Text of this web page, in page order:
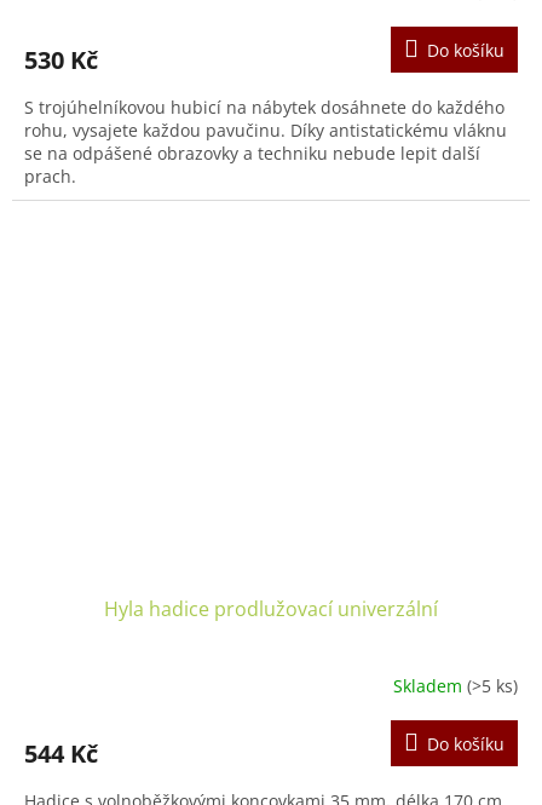
530 Kč Do košíku
S trojúhelníkovou hubicí na nábytek dosáhnete do každého
rohu, vysajete každou pavučinu. Díky antistatickému vláknu
se na odpášené obrazovky a techniku nebude lepit další
prach.
Hyla hadice prodlužovací univerzální
Skladem (>5 ks)
544 Kč Do košíku